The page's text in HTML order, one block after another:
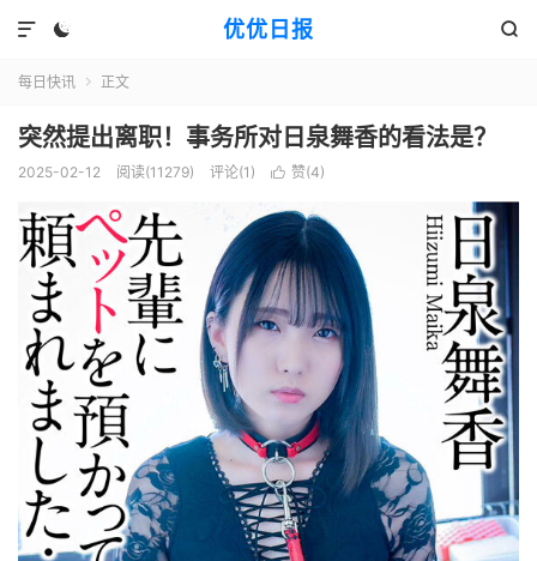
优优日报
 

每日快讯  正文
突然提出离职！事务所对日泉舞香的看法是？
2025-02-12 阅读(11279) 评论(1)  赞(4)